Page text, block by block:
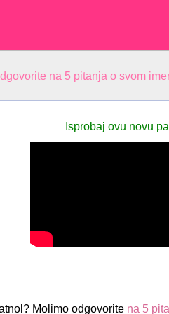
na 5 pitanja o svom
Isprobaj ovu novu
Molimo odgovorite na 5